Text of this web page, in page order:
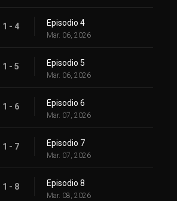
1 - 4 Episodio 4
Mar. 06, 2026
1 - 5 Episodio 5
Mar. 06, 2026
1 - 6 Episodio 6
Mar. 07, 2026
1 - 7 Episodio 7
Mar. 07, 2026
1 - 8 Episodio 8
Mar. 08, 2026